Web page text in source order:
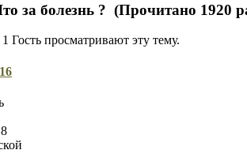
за болезнь ? (Прочитано 1920
Гость просматривают эту тему.